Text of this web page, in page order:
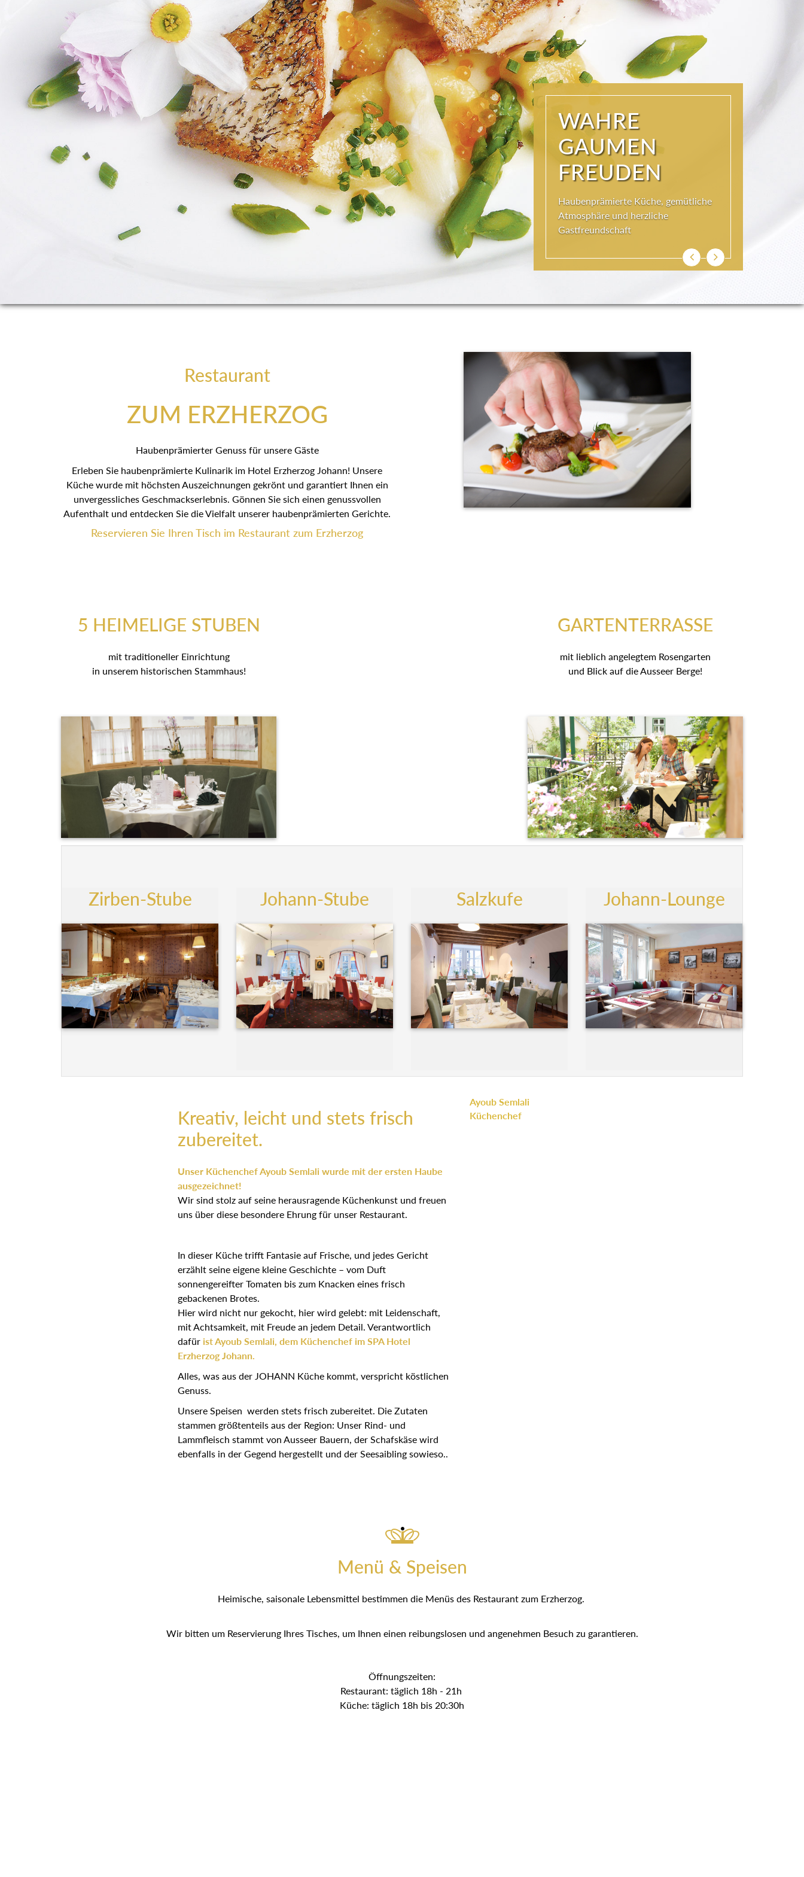
WAHRE
GAUMEN
FREUDEN
Haubenprämierte Küche, gemütliche
Atmosphäre und herzliche
Gastfreundschaft
ZurückWeiter
Restaurant
ZUM ERZHERZOG
Haubenprämierter Genuss für unsere Gäste
Erleben Sie haubenprämierte Kulinarik im Hotel Erzherzog Johann! Unsere
Küche wurde mit höchsten Auszeichnungen gekrönt und garantiert Ihnen ein
unvergessliches Geschmackserlebnis. Gönnen Sie sich einen genussvollen
Aufenthalt und entdecken Sie die Vielfalt unserer haubenprämierten Gerichte.
Reservieren Sie Ihren Tisch im Restaurant zum Erzherzog
5 HEIMELIGE STUBEN
mit traditioneller Einrichtung
in unserem historischen Stammhaus!
GARTENTERRASSE
mit lieblich angelegtem Rosengarten
und Blick auf die Ausseer Berge!
Zirben-Stube Johann-Stube Salzkufe Johann-Lounge
Kreativ, leicht und stets frisch
zubereitet.
Unser Küchenchef Ayoub Semlali wurde mit der ersten Haube
ausgezeichnet!
Wir sind stolz auf seine herausragende Küchenkunst und freuen
uns über diese besondere Ehrung für unser Restaurant.
In dieser Küche trifft Fantasie auf Frische, und jedes Gericht
erzählt seine eigene kleine Geschichte – vom Duft
sonnengereifter Tomaten bis zum Knacken eines frisch
gebackenen Brotes.
Hier wird nicht nur gekocht, hier wird gelebt: mit Leidenschaft,
mit Achtsamkeit, mit Freude an jedem Detail. Verantwortlich
dafür ist Ayoub Semlali, dem Küchenchef im SPA Hotel
Erzherzog Johann.
Alles, was aus der JOHANN Küche kommt, verspricht köstlichen
Genuss.
Unsere Speisen werden stets frisch zubereitet. Die Zutaten
stammen größtenteils aus der Region: Unser Rind- und
Lammfleisch stammt von Ausseer Bauern, der Schafskäse wird
ebenfalls in der Gegend hergestellt und der Seesaibling sowieso..
Ayoub Semlali
Küchenchef
Menü & Speisen
Heimische, saisonale Lebensmittel bestimmen die Menüs des Restaurant zum Erzherzog.
Wir bitten um Reservierung Ihres Tisches, um Ihnen einen reibungslosen und angenehmen Besuch zu garantieren.
Öffnungszeiten:
Restaurant: täglich 18h - 21h
Küche: täglich 18h bis 20:30h